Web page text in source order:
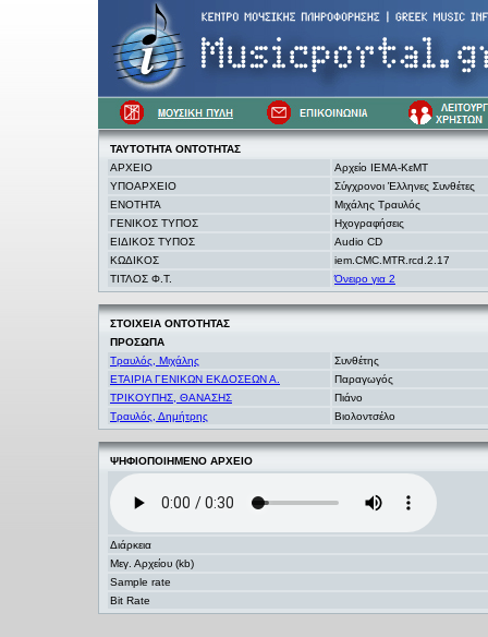
ΤΑΥΤΟΤΗΤΑ ΟΝΤΟΤΗΤΑΣ
ΑΡΧΕΙΟ
Αρχείο ΙΕΜΑ-ΚεΜΤ
ΥΠΟΑΡΧΕΙΟ
Σύγχρονοι Έλληνες Συνθέτες
ΕΝΟΤΗΤΑ
Μιχάλης Τραυλός
ΓΕΝΙΚΟΣ ΤΥΠΟΣ
Ηχογραφήσεις
ΕΙΔΙΚΟΣ ΤΥΠΟΣ
Audio CD
ΚΩΔΙΚΟΣ
iem.CMC.MTR.rcd.2.17
ΤΙΤΛΟΣ Φ.Τ.
Όνειρο για 2
ΣΤΟΙΧΕΙΑ ΟΝΤΟΤΗΤΑΣ
ΠΡΟΣΩΠΑ
Τραυλός, Μιχάλης
Συνθέτης
ΕΤΑΙΡΙΑ ΓΕΝΙΚΩΝ ΕΚΔΟΣΕΩΝ Α.
Παραγωγός
ΤΡΙΚΟΥΠΗΣ, ΘΑΝΑΣΗΣ
Πιάνο
Τραυλός, Δημήτρης
Βιολοντσέλο
ΨΗΦΙΟΠΟΙΗΜΕΝΟ ΑΡΧΕΙΟ
Διάρκεια
Μεγ. Αρχείου (kb)
Sample rate
Bit Rate